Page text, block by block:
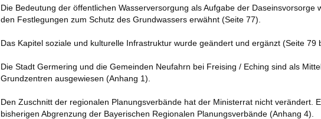
Die Bedeutung der öffentlichen Wasserversorgung als Aufgabe der Daseinsvorsorge
den Festlegungen zum Schutz des Grundwassers erwähnt (Seite 77).
Das Kapitel soziale und kulturelle Infrastruktur wurde geändert und ergänzt (Seite 79
Die Stadt Germering und die Gemeinden Neufahrn bei Freising / Eching sind als
Grundzentren ausgewiesen (Anhang 1).
Den Zuschnitt der regionalen Planungsverbände hat der Ministerrat nicht verändert.
bisherigen Abgrenzung der Bayerischen Regionalen Planungsverbände (Anhang 4).